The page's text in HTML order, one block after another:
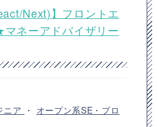
Next)】フロントエ
ネーアドバイザリー
ニア ・ オープン系SE・プロ